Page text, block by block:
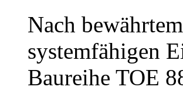
Nach
systemfähigen
Baureihe TOE